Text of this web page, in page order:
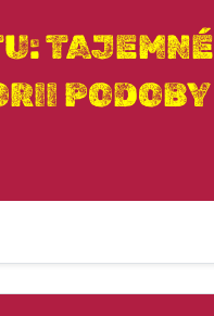
TAJEMNÉ
PODOBY